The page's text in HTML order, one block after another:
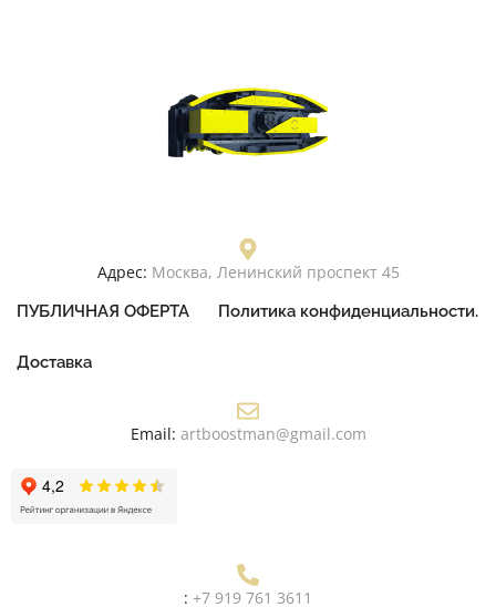
Адрес: Москва, Ленинский проспект 45
ПУБЛИЧНАЯ ОФЕРТА Политика конфиденциальности.
Доставка
Email: artboostman@gmail.com
: +7 919 761 3611